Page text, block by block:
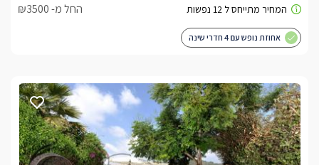
החל מ- ₪3500
אחוזת נופש עם 4 חדרי שינה